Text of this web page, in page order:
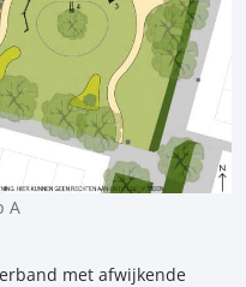
A
met afwijkende